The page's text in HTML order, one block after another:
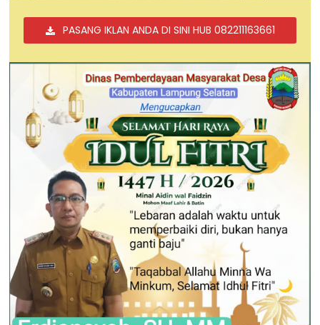
PASANG IKLAN ANDA DI SINI HUB 082211163661